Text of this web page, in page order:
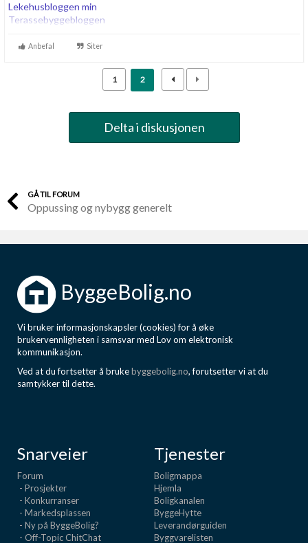
Lekehusbloggen min
Terassebyggebloggen
260m2 bta trehus etter TEK07, Thermia Optimum G2 8kw i serie
Anbefal Siter
1 2
Delta i diskusjonen
GÅ TIL FORUM
Oppussing og nybygg generelt
ByggeBolig.no
Vi bruker informasjonskapsler (cookies) for å øke
brukervennligheten i samsvar med Lov om elektronisk
kommunikasjon.
Ved at du fortsetter å brukebyggebolig.no, forutsetter vi at du
samtykker til dette.
Snarveier
Forum
- Prosjekter
- Konkurranser
- Markedsplassen
- Ny på ByggeBolig?
- Off-Topic ChitChat
Tjenester
Boligmappa
Hjemla
Boligkanalen
ByggeHytte
Leverandørguiden
Byggvarelisten